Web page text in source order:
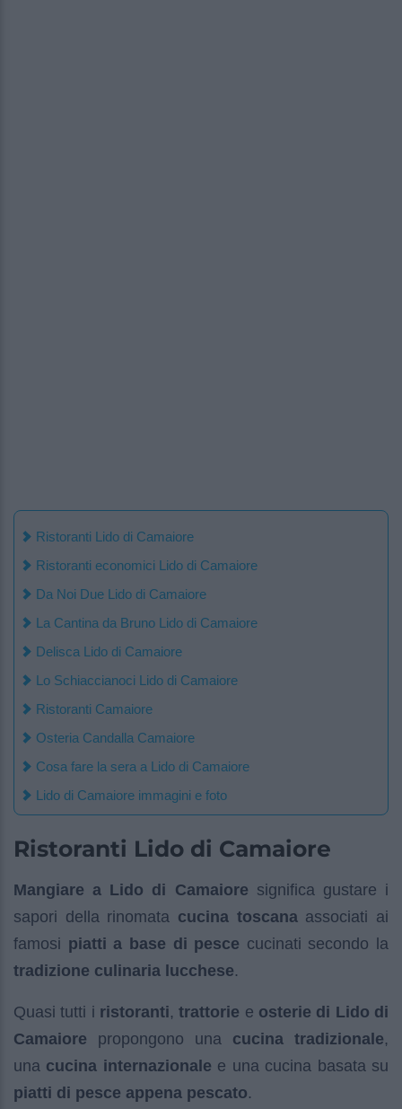
Ristoranti Lido di Camaiore
Ristoranti economici Lido di Camaiore
Da Noi Due Lido di Camaiore
La Cantina da Bruno Lido di Camaiore
Delisca Lido di Camaiore
Lo Schiaccianoci Lido di Camaiore
Ristoranti Camaiore
Osteria Candalla Camaiore
Cosa fare la sera a Lido di Camaiore
Lido di Camaiore immagini e foto
Ristoranti Lido di Camaiore
Mangiare a Lido di Camaiore significa gustare i
sapori della rinomata cucina toscanaassociati ai
famosi piatti a base di pesce cucinati secondo la
tradizione culinaria lucchese.
Quasi tutti i ristoranti,trattorie e osterie di Lido di
Camaiore propongono una cucina tradizionale,
una cucina internazionale e una cucina basata su
piatti di pesce appena pescato.